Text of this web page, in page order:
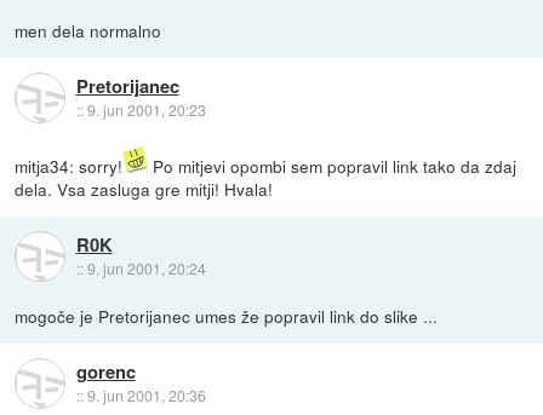
men dela normalno
Pretorijanec
::9. jun 2001, 20:23
mitja34: sorry!
Po mitjevi opombi sem popravil link tako da zdaj
dela. Vsa zasluga gre mitji! Hvala!
R0K
::9. jun 2001, 20:24
mogoče je Pretorijanec umes že popravil link do slike ...
gorenc
::9. jun 2001, 20:36